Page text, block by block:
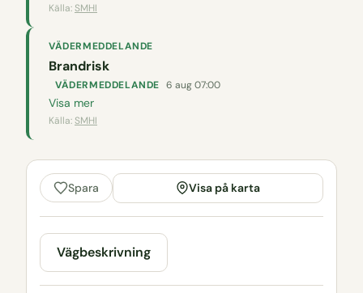
Källa: SMHI
VÄDERMEDDELANDE
Brandrisk
VÄDERMEDDELANDE 6 aug 07:00
Visa mer
Källa: SMHI
Spara Visa på karta
Vägbeskrivning